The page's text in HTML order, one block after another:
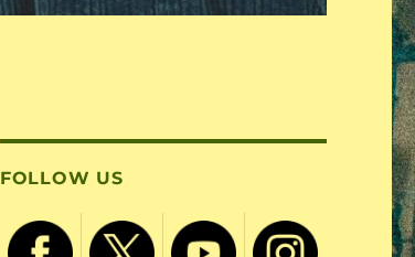
FOLLOW US